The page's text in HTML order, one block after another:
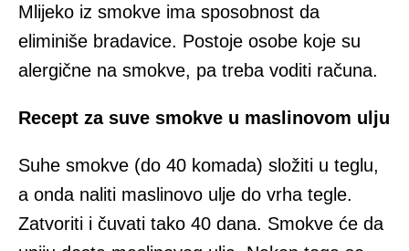
Mlijeko iz smokve ima sposobnost da
eliminiše bradavice. Postoje osobe koje su
alergične na smokve, pa treba voditi računa.
Recept za suve smokve u maslinovom ulju
Suhe smokve (do 40 komada) složiti u teglu,
a onda naliti maslinovo ulje do vrha tegle.
Zatvoriti i čuvati tako 40 dana. Smokve će da